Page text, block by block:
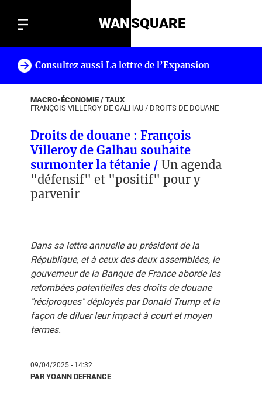
WANSQUARE
Consultez aussi La lettre de l’Expansion
MACRO-ÉCONOMIE / TAUX
FRANÇOIS VILLEROY DE GALHAU / DROITS DE DOUANE
Droits de douane : François
Villeroy de Galhau souhaite
surmonter la tétanie / Un agenda
"défensif" et "positif" pour y
parvenir
Dans sa lettre annuelle au président de la
République, et à ceux des deux assemblées, le
gouverneur de la Banque de France aborde les
retombées potentielles des droits de douane
"réciproques" déployés par Donald Trump et la
façon de diluer leur impact à court et moyen
termes.
09/04/2025 - 14:32
PAR YOANN DEFRANCE